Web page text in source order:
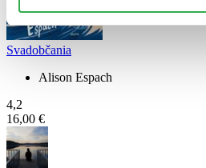
Svadobčania
Alison Espach
4,2
16,00 €